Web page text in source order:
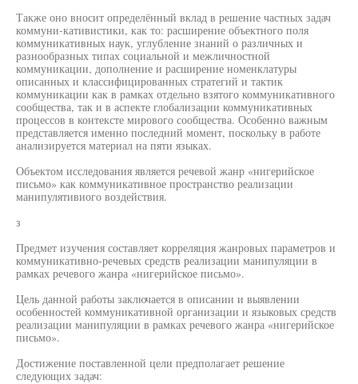
Также оно вносит определённый вклад в решение частных задач
коммуни-кативистики, как то: расширение объектного поля
коммуникативных наук, углубление знаний о различных и
разнообразных типах социальной и межличностной
коммуникации, дополнение и расширение номенклатуры
описанных и классифицированных стратегий и тактик
коммуникации как в рамках отдельно взятого коммуникативного
сообщества, так и в аспекте глобализации коммуникативных
процессов в контексте мирового сообщества. Особенно важным
представляется именно последний момент, поскольку в работе
анализируется материал на пяти языках.
Объектом исследования является речевой жанр «нигерийское
письмо» как коммуникативное пространство реализации
манипулятивиого воздействия.
з
Предмет изучения составляет корреляция жанровых параметров и
коммуникативно-речевых средств реализации манипуляции в
рамках речевого жанра «нигерийское письмо».
Цель данной работы заключается в описании и выявлении
особенностей коммуникативной организации и языковых средств
реализации манипуляции в рамках речевого жанра «нигерийское
письмо».
Достижение поставленной цели предполагает решение
следующих задач: